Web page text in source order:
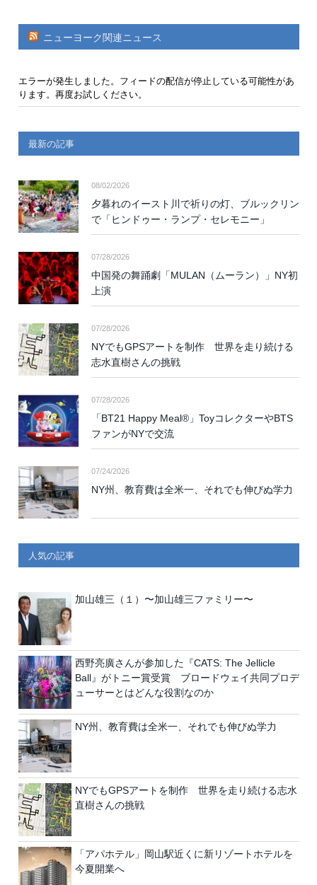
ニューヨーク関連ニュース
エラーが発生しました。フィードの配信が停止している可能性があ
ります。再度お試しください。
最新の記事
08/02/2026
夕暮れのイースト川で祈りの灯、ブルックリン
で「ヒンドゥー・ランプ・セレモニー」
07/28/2026
中国発の舞踊劇「MULAN（ムーラン）」NY初
上演
07/28/2026
NYでもGPSアートを制作 世界を走り続ける
志水直樹さんの挑戦
07/28/2026
「BT21 Happy Meal®」ToyコレクターやBTS
ファンがNYで交流
07/24/2026
NY州、教育費は全米一、それでも伸びぬ学力
人気の記事
加山雄三（１）〜加山雄三ファミリー〜
西野亮廣さんが参加した『CATS: The Jellicle
Ball』がトニー賞受賞 ブロードウェイ共同プロデ
ューサーとはどんな役割なのか
NY州、教育費は全米一、それでも伸びぬ学力
NYでもGPSアートを制作 世界を走り続ける志水
直樹さんの挑戦
「アパホテル」岡山駅近くに新リゾートホテルを
今夏開業へ